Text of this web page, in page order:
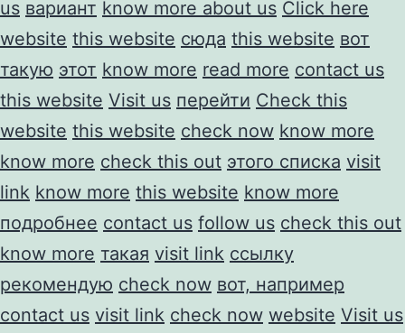
us вариант know more about us Click here
website this website сюда this website вот
такую этот know more read more contact us
this website Visit us перейти Check this
website this website check now know more
know more check this out этого списка visit
link know more this website know more
подробнее contact us follow us check this out
know more такая visit link ссылку
рекомендую check now вот, например
contact us visit link check now website Visit us